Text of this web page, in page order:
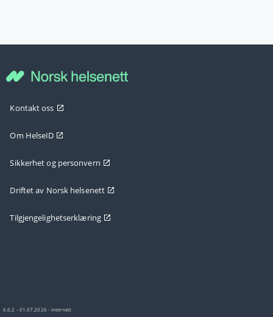
Kontakt oss
Om HelseID
Sikkerhet og personvern
Driftet av Norsk helsenett
Tilgjengelighetserklæring
6.6.2 - 01.07.2026 - internett